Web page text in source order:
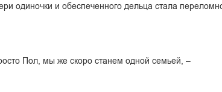
одиночки и обеспеченного дельца стала
Пол, мы же скоро станем одной семьей, –